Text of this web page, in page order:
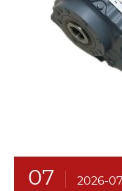
07 2026-07